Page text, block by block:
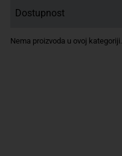
Nema proizvoda u ovoj kategoriji.